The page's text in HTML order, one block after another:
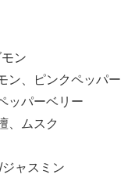
ン
、ピンクペッパー
ッパーベリー
、ムスク
ャスミン